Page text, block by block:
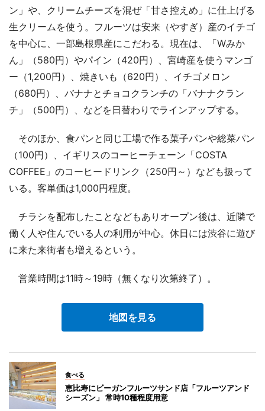
ン」や、クリームチーズを混ぜ「甘さ控えめ」に仕上げる
生クリームを使う。フルーツは安来（やすぎ）産のイチゴ
を中心に、一部島根県産にこだわる。現在は、「Wみか
ん」（580円）やパイン（420円）、宮崎産を使うマンゴ
ー（1,200円）、焼きいも（620円）、イチゴメロン
（680円）、バナナとチョコクランチの「バナナクラン
チ」（500円）、などを日替わりでラインアップする。
そのほか、食パンと同じ工場で作る菓子パンや総菜パン
（100円）、イギリスのコーヒーチェーン「COSTA
COFFEE」のコーヒードリンク（250円～）なども扱って
いる。客単価は1,000円程度。
チラシを配布したことなどもありオープン後は、近隣で
働く人や住んでいる人の利用が中心。休日には渋谷に遊び
に来た来街者も増えるという。
営業時間は11時～19時（無くなり次第終了）。
地図を見る
食べる
恵比寿にビーガンフルーツサンド店「フルーツアンド
シーズン」 常時10種程度用意